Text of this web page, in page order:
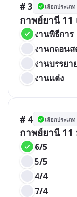
# 3 เลือกประเภท
กาพย์ยานี 11
งานพิธีการ
งานกลอนส
งานบรรยา
งานแต่ง
# 4 เลือกประเภท
กาพย์ยานี 11
6/5
5/5
4/4
7/4